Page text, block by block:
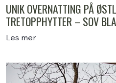
UNIK OVERNATTING PÅ
TRETOPPHYTTER – SOV
Les mer